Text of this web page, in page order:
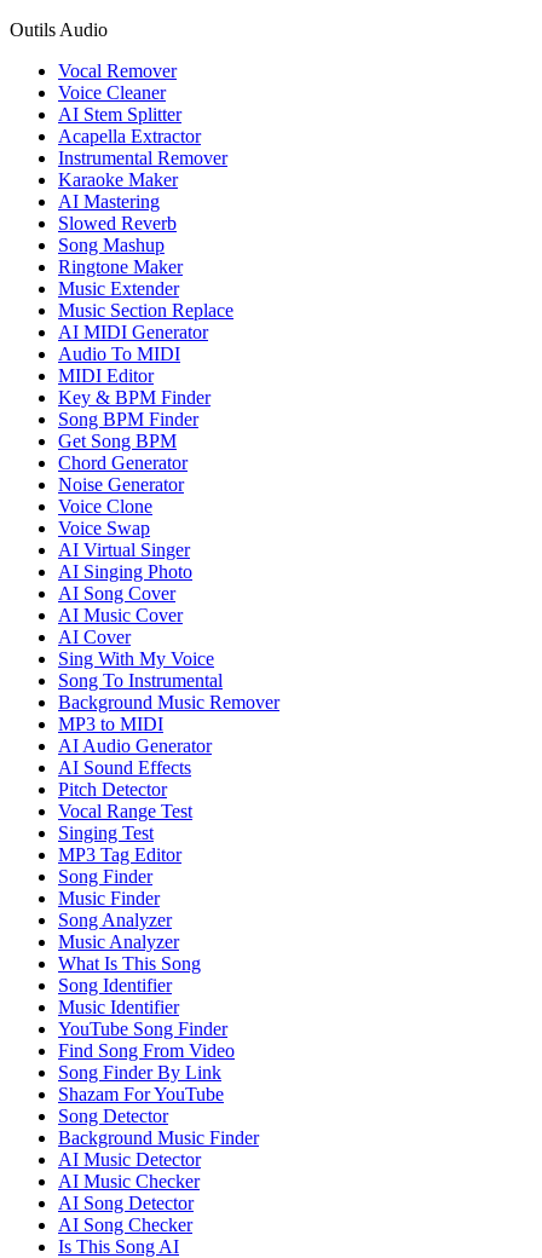
Outils Audio
Vocal Remover
Voice Cleaner
AI Stem Splitter
Acapella Extractor
Instrumental Remover
Karaoke Maker
AI Mastering
Slowed Reverb
Song Mashup
Ringtone Maker
Music Extender
Music Section Replace
AI MIDI Generator
Audio To MIDI
MIDI Editor
Key & BPM Finder
Song BPM Finder
Get Song BPM
Chord Generator
Noise Generator
Voice Clone
Voice Swap
AI Virtual Singer
AI Singing Photo
AI Song Cover
AI Music Cover
AI Cover
Sing With My Voice
Song To Instrumental
Background Music Remover
MP3 to MIDI
AI Audio Generator
AI Sound Effects
Pitch Detector
Vocal Range Test
Singing Test
MP3 Tag Editor
Song Finder
Music Finder
Song Analyzer
Music Analyzer
What Is This Song
Song Identifier
Music Identifier
YouTube Song Finder
Find Song From Video
Song Finder By Link
Shazam For YouTube
Song Detector
Background Music Finder
AI Music Detector
AI Music Checker
AI Song Detector
AI Song Checker
Is This Song AI